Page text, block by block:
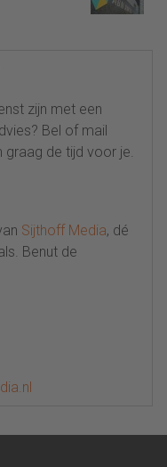
zijn met een
Bel of mail
graag de tijd voor je.
Sijthoff Media, dé
Benut de